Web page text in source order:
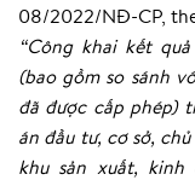
08/2022/NĐ-CP,
“Công khai kết
(bao gồm so sánh
đã được cấp phép)
án đầu tư, cơ sở,
khu sản xuất,